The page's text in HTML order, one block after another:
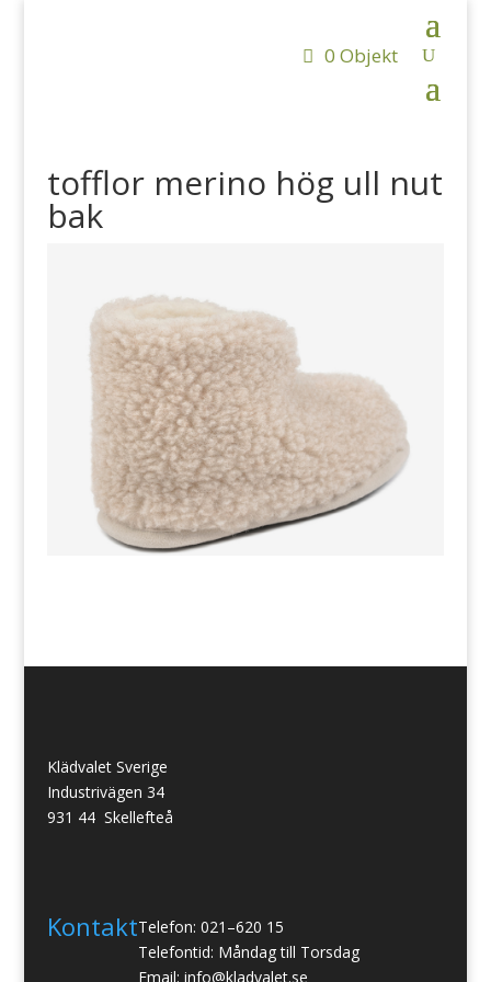
0 Objekt
tofflor merino hög ull nut
bak
Klädvalet Sverige
Industrivägen 34
931 44 Skellefteå
KontaktTelefon: 021–620 15
Telefontid: Måndag till Torsdag
Email: info@kladvalet.se